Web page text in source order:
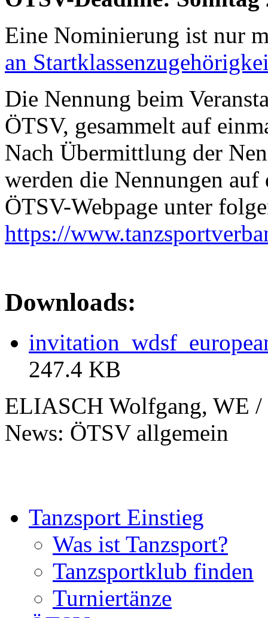
Eine Nominierung ist nur
an
Die Nennung beim
ÖTSV, gesammelt auf
Nach Übermittlung der
werden die Nennungen
ÖTSV-Webpage unter
https://
Downloads:
247.4 KB
ELIASCH Wolfgang, WE /
News: ÖTSV allgemein
Tanzsport Einstieg
Was ist Tanzsport?
Tanzsportklub finden
Turniertänze